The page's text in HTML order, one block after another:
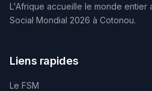
L'Afrique accueille le monde entier
Social Mondial 2026 à Cotonou.
Liens rapides
Le FSM